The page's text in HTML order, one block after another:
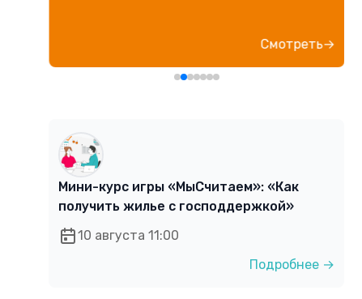
Смотреть→
Мини-курс игры «МыСчитаем»: «Как
получить жилье с господдержкой»
10 августа 11:00
Подробнее →